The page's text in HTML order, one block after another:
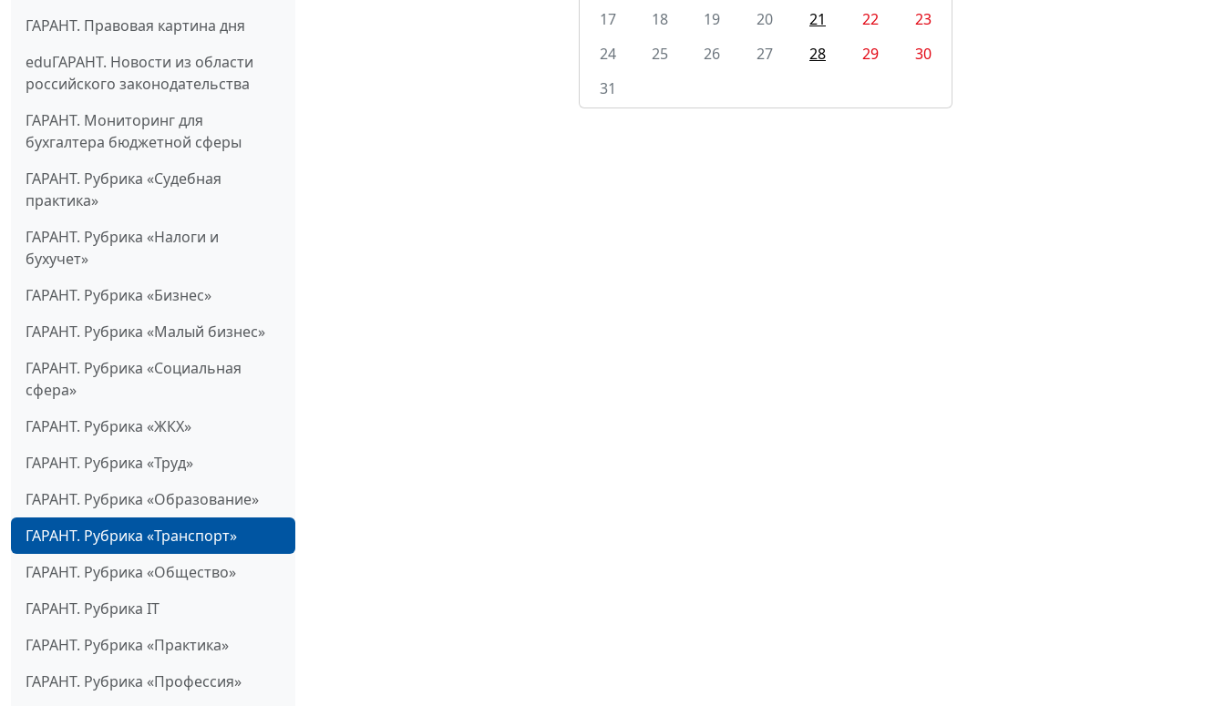
ГАРАНТ. Правовая картина дня
eduГАРАНТ. Новости из области
российского законодательства
ГАРАНТ. Мониторинг для
бухгалтера бюджетной сферы
ГАРАНТ. Рубрика «Судебная
практика»
ГАРАНТ. Рубрика «Налоги и
бухучет»
ГАРАНТ. Рубрика «Бизнес»
ГАРАНТ. Рубрика «Малый бизнес»
ГАРАНТ. Рубрика «Социальная
сфера»
ГАРАНТ. Рубрика «ЖКХ»
ГАРАНТ. Рубрика «Труд»
ГАРАНТ. Рубрика «Образование»
ГАРАНТ. Рубрика «Транспорт»
ГАРАНТ. Рубрика «Общество»
ГАРАНТ. Рубрика IT
ГАРАНТ. Рубрика «Практика»
ГАРАНТ. Рубрика «Профессия»
17
18 19 20 21 22
23
24
25 26 27 28 29
30
31